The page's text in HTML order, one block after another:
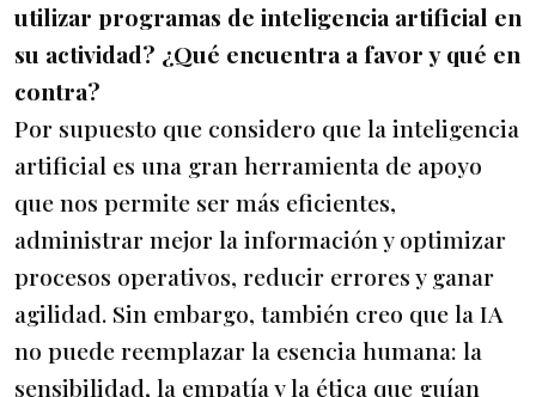
utilizar programas de inteligencia artificial en
su actividad? ¿Qué encuentra a favor y qué en
contra?
Por supuesto que considero que la inteligencia
artificial es una gran herramienta de apoyo
que nos permite ser más eficientes,
administrar mejor la información y optimizar
procesos operativos, reducir errores y ganar
agilidad. Sin embargo, también creo que la IA
no puede reemplazar la esencia humana: la
sensibilidad, la empatía y la ética que guían